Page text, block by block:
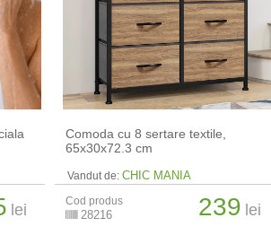
lei
Comoda cu 8 sertare textile,
65x30x72.3 cm
Vandut de: CHIC MANIA
Cod produs
28216 239 lei